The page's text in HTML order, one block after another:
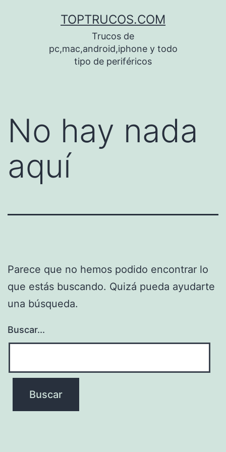
TOPTRUCOS.COM
Trucos de
pc,mac,android,iphone y todo
tipo de periféricos
No hay nada
aquí
Parece que no hemos podido encontrar lo
que estás buscando. Quizá pueda ayudarte
una búsqueda.
Buscar...